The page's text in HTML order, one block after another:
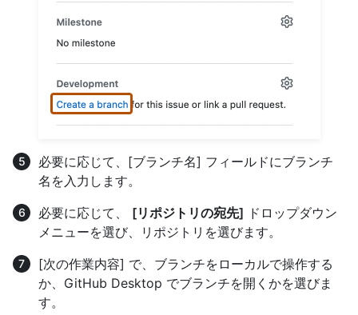
必要に応じて、[ブランチ名] フィールドにブランチ
名を入力します。
必要に応じて、 [リポジトリの宛先] ドロップダウン
メニューを選び、リポジトリを選びます。
[次の作業内容] で、ブランチをローカルで操作する
か、GitHub Desktop でブランチを開くかを選びま
す。